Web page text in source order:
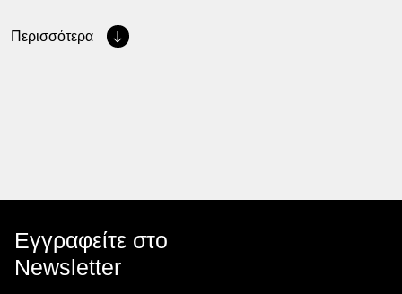
Περισσότερα
Εγγραφείτε στο
Newsletter